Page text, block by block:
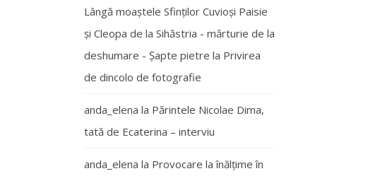
Lângă moaștele Sfinților Cuvioși Paisie
și Cleopa de la Sihăstria - mărturie de la
deshumare - Şapte pietre la Privirea
de dincolo de fotografie
anda_elena la Părintele Nicolae Dima,
tată de Ecaterina – interviu
anda_elena la Provocare la înălțime în